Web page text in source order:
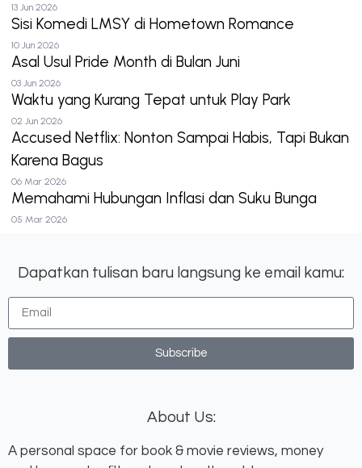
13 Jun 2026
Sisi Komedi LMSY di Hometown Romance
10 Jun 2026
Asal Usul Pride Month di Bulan Juni
03 Jun 2026
Waktu yang Kurang Tepat untuk Play Park
02 Jun 2026
Accused Netflix: Nonton Sampai Habis, Tapi Bukan
Karena Bagus
06 Mar 2026
Memahami Hubungan Inflasi dan Suku Bunga
05 Mar 2026
Dapatkan tulisan baru langsung ke email kamu:
Subscribe
About Us:
A personal space for book & movie reviews, money